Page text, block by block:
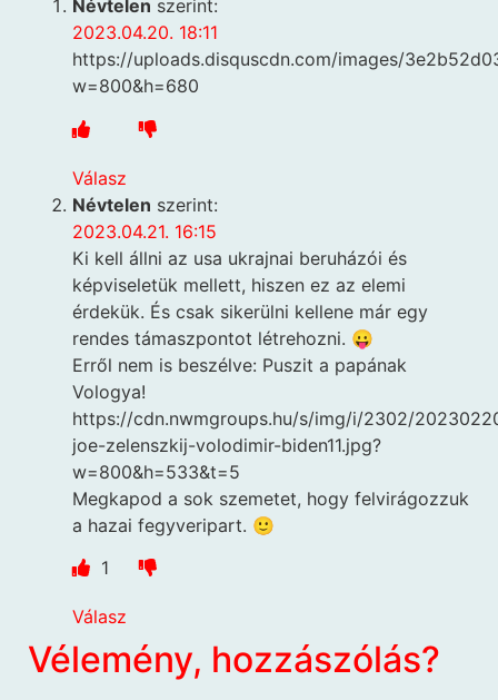
Névtelen szerint:
2023.04.20. 18:11
https://uploads.disquscdn.com/images/
w=800&h=680
Válasz
Névtelen szerint:
2023.04.21. 16:15
Ki kell állni az usa ukrajnai beruházói és
képviseletük mellett, hiszen ez az elemi
érdekük. És csak sikerülni kellene már egy
rendes támaszpontot létrehozni. 😛
Erről nem is beszélve: Puszit a papának
Vologya!
https://cdn.nwmgroups.hu/s/img/i/2302/
joe-zelenszkij-volodimir-biden11.jpg?
w=800&h=533&t=5
Megkapod a sok szemetet, hogy felvirágozzuk
a hazai fegyveripart. 🙂
1
Válasz
Vélemény, hozzászólás?